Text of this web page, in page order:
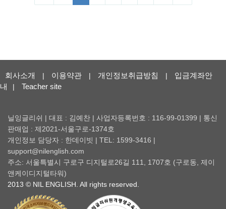
회사소개 | 이용약관 | 개인정보취급방침 |
입금계좌안
내
| Teacher site
닐잉글리쉬 | 대표 : 김예찬 | 사업자등록번호 : 116-99-01399 | 통신
판매업 : 제2021-서울구로-1374호
개인정보 담당자 : 한데이빗 | TEL: 1599-3416 |
support@nilenglish.com
주소: 서울특별시 구로구 디지털로26길 111, 1707호 (구로동, 제이
앤케이디지털타워)
2013 © NIL ENGLISH. All rights reserved.